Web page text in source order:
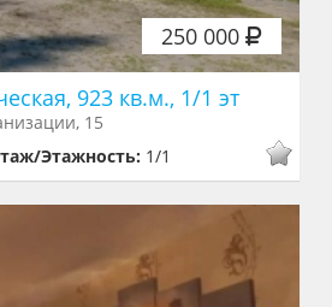
250 000
923 кв.м., 1/1 эт
15
Этажность: 1/1